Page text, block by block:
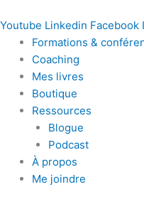
Youtube Linkedin Facebook
Formations &
Coaching
Mes livres
Boutique
Ressources
Blogue
Podcast
À propos
Me joindre